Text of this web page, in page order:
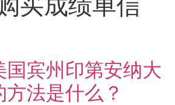
买成绩单信
国宾州印第安纳大
法是什么？